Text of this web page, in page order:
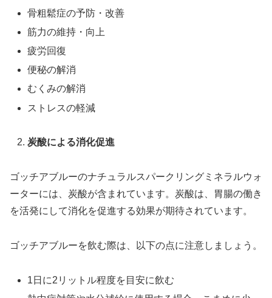
骨粗鬆症の予防・改善
筋力の維持・向上
疲労回復
便秘の解消
むくみの解消
ストレスの軽減
炭酸による消化促進
ゴッチアブルーのナチュラルスパークリングミネラルウォ
ーターには、炭酸が含まれています。炭酸は、胃腸の働き
を活発にして消化を促進する効果が期待されています。
ゴッチアブルーを飲む際は、以下の点に注意しましょう。
1日に2リットル程度を目安に飲む